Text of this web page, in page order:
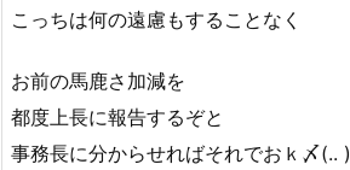
こっちは何の遠慮もすることなく
お前の馬鹿さ加減を
都度上長に報告するぞと
事務長に分からせればそれでおｋ〆(.. )